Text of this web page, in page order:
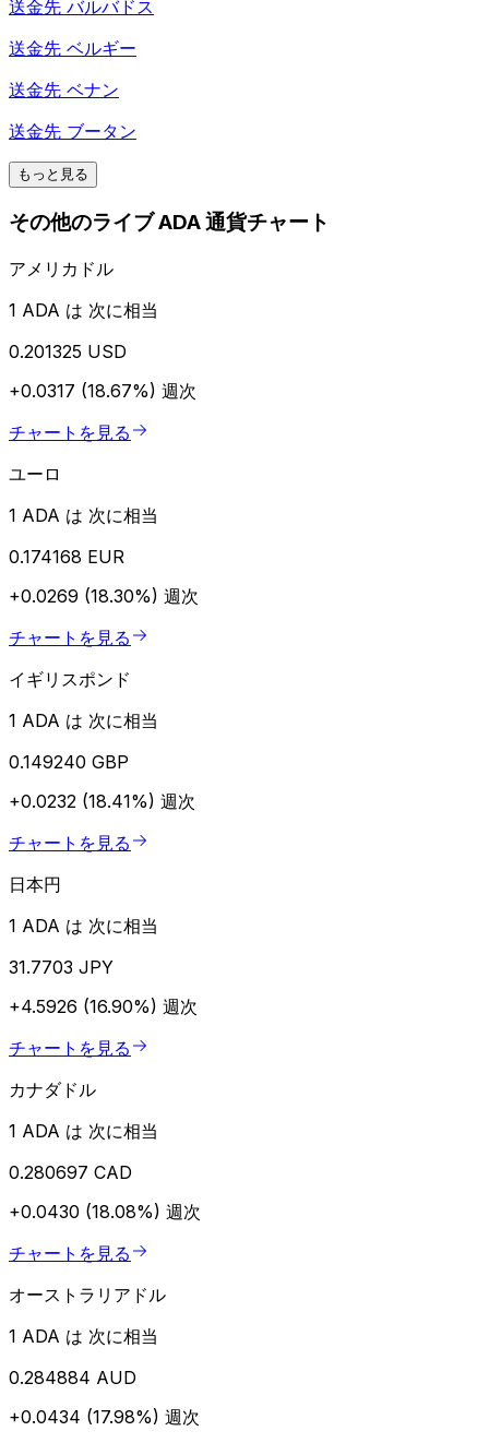
送金先 バルバドス
送金先 ベルギー
送金先 ベナン
送金先 ブータン
もっと見る
その他のライブ ADA 通貨チャート
アメリカドル
1 ADA は 次に相当
0.201325 USD
+0.0317 (18.67%) 週次
チャートを見る
ユーロ
1 ADA は 次に相当
0.174168 EUR
+0.0269 (18.30%) 週次
チャートを見る
イギリスポンド
1 ADA は 次に相当
0.149240 GBP
+0.0232 (18.41%) 週次
チャートを見る
日本円
1 ADA は 次に相当
31.7703 JPY
+4.5926 (16.90%) 週次
チャートを見る
カナダドル
1 ADA は 次に相当
0.280697 CAD
+0.0430 (18.08%) 週次
チャートを見る
オーストラリアドル
1 ADA は 次に相当
0.284884 AUD
+0.0434 (17.98%) 週次